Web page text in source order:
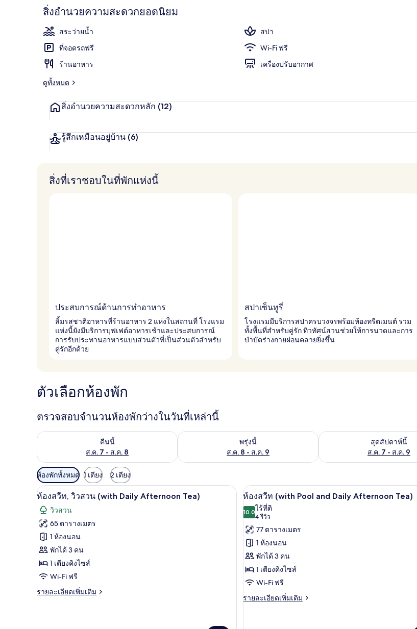
เข้า
พัก
ชื่น
บ
ค
จ
า
ท
า
สิ่งอำนวยความสะดวกยอดนิยม
สระว่ายน้ำ
สปา
ที่จอดรถฟรี
Wi-Fi ฟรี
ร้านอาหาร
เครื่องปรับอากาศ
ดูทั้งหมด
สิ่งอำนวยความสะดวกหลัก (12)
รู้สึกเหมือนอยู่บ้าน (6)
สิ่งที่เราชอบในที่พักแห่งนี้
ประสบการณ์ด้านการทำอาหาร
ลิ้มรสชาติอาหารที่ร้านอาหาร 2 แห่งในสถานที่ โรงแรม
แห่งนี้ยังมีบริการบุฟเฟต์อาหารเช้าและประสบการณ์
การรับประทานอาหารแบบส่วนตัวที่เป็นส่วนตัวสำหรับ
คู่รักอีกด้วย
สปาเซ็นทูรี่
โรงแรมมีบริการสปาครบวงจรพร้อมห้องทรีตเมนต์ รวม
ทั้งพื้นที่สำหรับคู่รัก ทิวทัศน์สวนช่วยให้การนวดและการ
บำบัดร่างกายผ่อนคลายยิ่งขึ้น
ตัวเลือกห้องพัก
ตรวจสอบจำนวนห้องพักว่างในวันที่เหล่านี้
คืนนี้
ส.ค. 7 - ส.ค. 8
ตรวจสอบจำนวนห้องพักว่างในคืนนี้ ส.ค. 7 - ส.ค. 8
พรุ่งนี้
ส.ค. 8 - ส.ค. 9
ตรวจสอบจำนวนห้องพักว่างในพรุ่งนี้ ส.ค. 8 - ส.ค. 9
สุดสัปดาห์นี้
ส.ค. 7 - ส.ค. 9
ตรวจสอบจำนวนห้องพักว่า
ตัว
กรอง
ที่
มี
ให้
สำหรับ
ห้อง
พัก
ห้องพักทั้งหมด 1 เตียง 2 เตียง
เปิด
ภาพถ่าย
ทั้งหมด
ของ
ห้อง
สวีท,
วิว
สวน
ห้องสวีท, วิวสวน (with Daily Afternoon Tea) | มินิบาร์, ตู้นิรภัยในห้องพัก, โต๊ะทำงาน, ห้องเก็บเสียง
6
ห้องสวีท, วิวสวน (with Daily Afternoon Tea)
วิวสวน
65 ตารางเมตร
1 ห้องนอน
พักได้ 3 คน
1 เตียงคิงไซส์
Wi-Fi ฟรี
รายละเอียดเพิ่มเติม
ราย
เปิด
ภาพถ่าย
ทั้งหมด
ของ
ห้อง
สวีท
(with
and
ห้องสวีท (with Pool and
7
ห้องสวีท (with Pool and Daily Afternoon Tea)
10.010.0 จาก 10
ไร้ที่ติ
4 รีวิว
(4
รีวิว)
77 ตารางเมตร
1 ห้องนอน
พักได้ 3 คน
1 เตียงคิงไซส์
Wi-Fi ฟรี
รายละเอียดเพิ่มเติม
ราย